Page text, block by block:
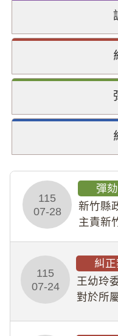
115
07-28
彈
新竹縣
主責新
幣1,483
贈；復
於停工
115
07-24
糾
王幼玲
對於所